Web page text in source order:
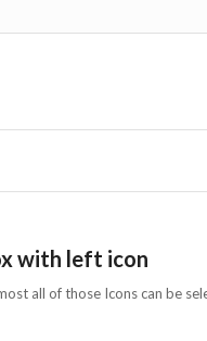
with left icon
all of those Icons can be